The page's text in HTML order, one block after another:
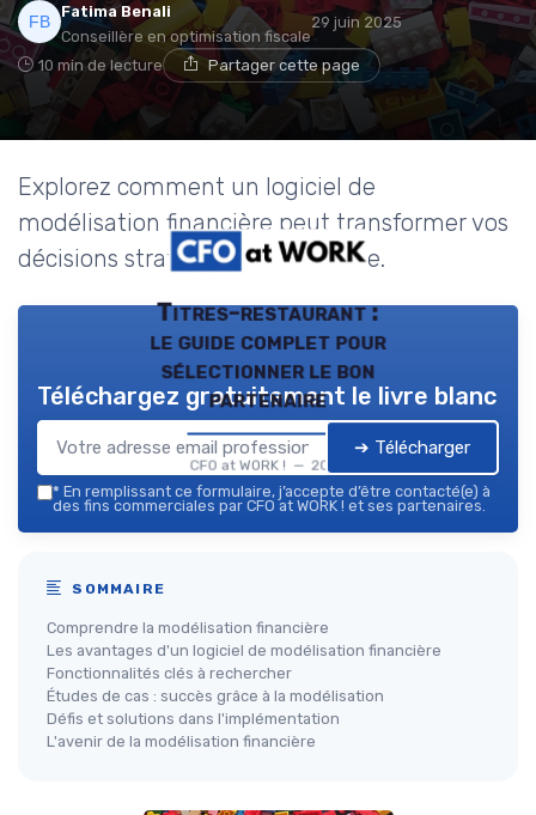
Fatima Benali
Conseillère en optimisation fiscale
29 juin 2025
10 min de lecture Partager cette page
Explorez comment un logiciel de
modélisation financière peut transformer vos
décisions stratégiques en finance.
Titres-restaurant :
le guide complet pour
sélectionner le bon
partenaire
CFO at WORK ! — 2026
Téléchargez gratuitement le livre blanc
➔ Télécharger
* En remplissant ce formulaire, j’accepte d’être contacté(e) à
des fins commerciales par CFO at WORK ! et ses partenaires.
SOMMAIRE
Comprendre la modélisation financière
Les avantages d'un logiciel de modélisation financière
Fonctionnalités clés à rechercher
Études de cas : succès grâce à la modélisation
Défis et solutions dans l'implémentation
L'avenir de la modélisation financière